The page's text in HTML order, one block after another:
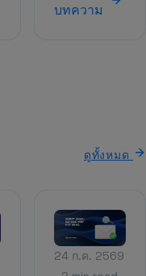
บทความ
ดูทั้งหมด
24 ก.ค. 2569